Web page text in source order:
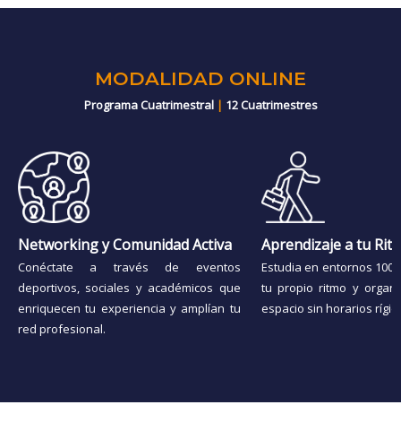
MODALIDAD ONLINE
Programa Cuatrimestral | 12 Cuatrimestres
Networking y Comunidad Activa
Conéctate a través de eventos
deportivos, sociales y académicos que
enriquecen tu experiencia y amplían tu
red profesional.
Aprendizaje a tu
Estudia en entornos
tu propio ritmo y
espacio sin horarios